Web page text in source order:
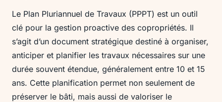
Le Plan Pluriannuel de Travaux (PPPT) est un outil
clé pour la gestion proactive des copropriétés. Il
s’agit d’un document stratégique destiné à organiser,
anticiper et planifier les travaux nécessaires sur une
durée souvent étendue, généralement entre 10 et 15
ans. Cette planification permet non seulement de
préserver le bâti, mais aussi de valoriser le